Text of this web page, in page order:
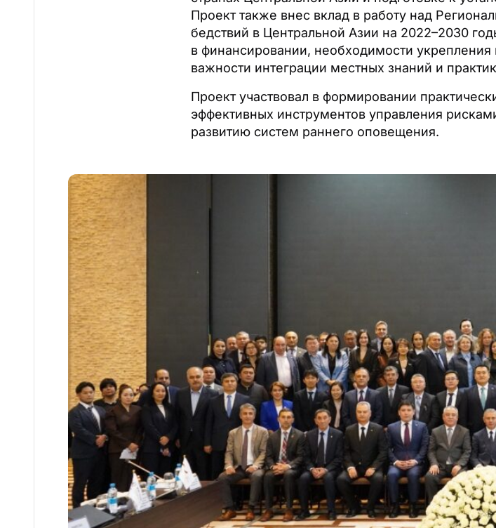
Проект также внес вклад в работу над
бедствий в Центральной Азии на 2022–2030
в финансировании, необходимости
важности интеграции местных знаний и
Проект участвовал в формировании
эффективных инструментов управления
развитию систем раннего оповещения.